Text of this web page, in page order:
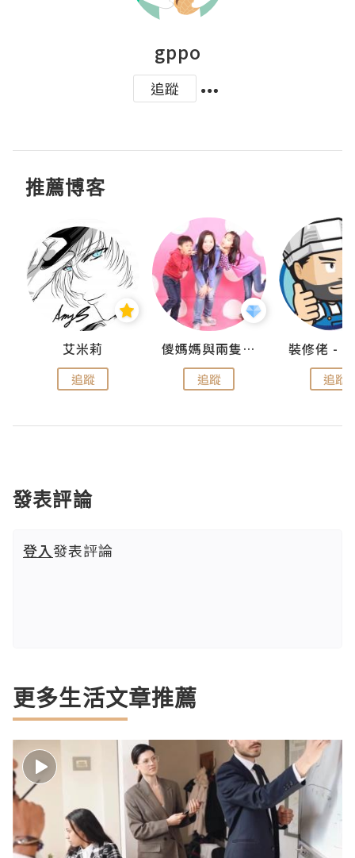
gppo
追蹤
推薦博客
艾米莉
追蹤
儍媽媽與兩隻小魔怪之家
追蹤 追蹤
發表評論
登入發表評論
更多生活文章推薦